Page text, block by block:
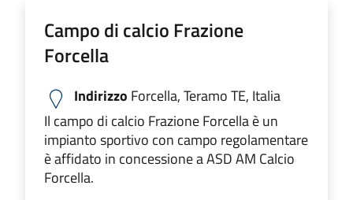
Campo di calcio Frazione
Forcella
Indirizzo Forcella, Teramo TE, Italia
Il campo di calcio Frazione Forcella è un
impianto sportivo con campo regolamentare
è affidato in concessione a ASD AM Calcio
Forcella.